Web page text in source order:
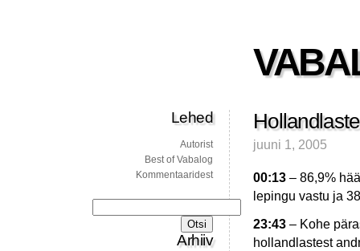
juuni 1, 2005
00:13 – 86,9%
lepingu vastu ja
23:43 – Kohe
hollandlastest
Lehed
Autorist
Best of Vabalog
Kommentaaridest
Arhiiv